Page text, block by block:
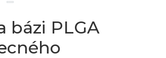
bázi PLGA